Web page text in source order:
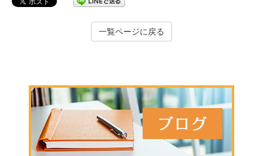
一覧ページに戻る